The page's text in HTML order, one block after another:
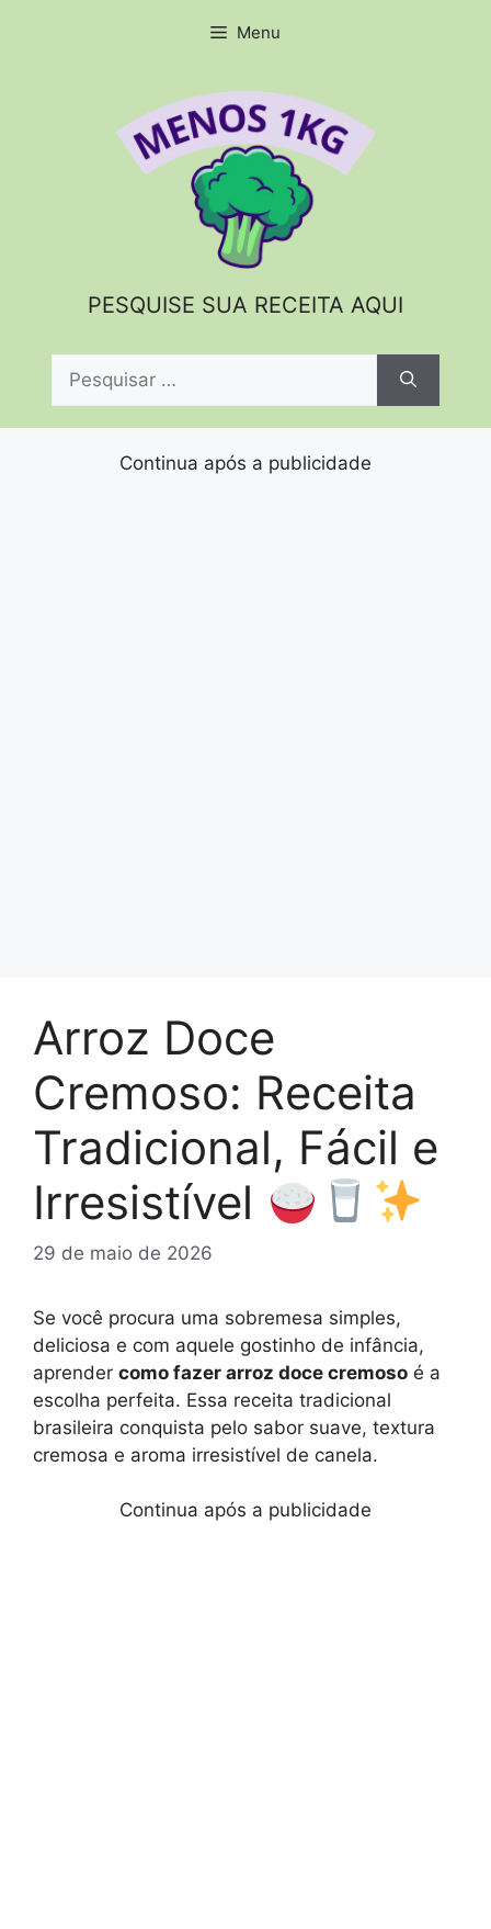
Menu
PESQUISE SUA RECEITA AQUI
Pesquisar
Continua após a publicidade
Arroz Doce
Cremoso: Receita
Tradicional, Fácil e
Irresistível
29 de maio de 2026
Se você procura uma sobremesa simples,
deliciosa e com aquele gostinho de infância,
aprender como fazer arroz doce cremoso é a
escolha perfeita. Essa receita tradicional
brasileira conquista pelo sabor suave, textura
cremosa e aroma irresistível de canela.
Continua após a publicidade